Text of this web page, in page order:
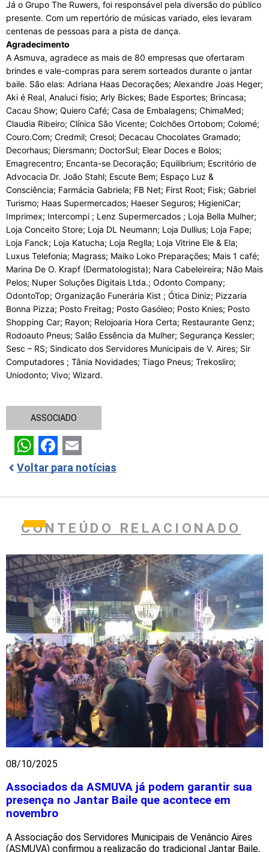
Já o Grupo The Ruwers, foi responsável pela diversão do público
presente. Com um repertório de músicas variado, eles levaram
centenas de pessoas para a pista de dança.
Agradecimento
A Asmuva, agradece as mais de 80 empresas que ofertaram
brindes e vale-compras para serem sorteados durante o jantar
baile. São elas: Adriana Haas Decorações; Alexandre Joas Heger;
Aki é Real, Analuci fisio; Arly Bickes; Bade Esportes; Brincasa;
Cacau Show; Quiero Café; Casa de Embalagens; ChimaMed;
Claudia Ribeiro; Clínica São Vicente; Colchões Ortobom; Colomé;
Couro.Com; Credmil; Cresol; Decacau Chocolates Gramado;
Decorhaus; Diersmann; DoctorSul; Elear Doces e Bolos;
Emagrecentro; Encanta-se Decoração; Equilibrium; Escritório de
Advocacia Dr. João Stahl; Escute Bem; Espaço Luz &
Consciência; Farmácia Gabriela; FB Net; First Root; Fisk; Gabriel
Turismo; Haas Supermercados; Haeser Seguros; HigieniCar;
Imprimex; Intercompi ; Lenz Supermercados ; Loja Bella Mulher;
Loja Conceito Store; Loja DL Neumann; Loja Dullius; Loja Fape;
Loja Fanck; Loja Katucha; Loja Reglla; Loja Vitrine Ele & Ela;
Luxus Telefonia; Magrass; Maiko Loko Preparações; Mais 1 café;
Marina De O. Krapf (Dermatologista); Nara Cabeleireira; Não Mais
Pelos; Nuper Soluções Digitais Ltda.; Odonto Company;
OdontoTop; Organização Funerária Kist ; Ótica Diniz; Pizzaria
Bonna Pizza; Posto Freitag; Posto Gasóleo; Posto Knies; Posto
Shopping Car; Rayon; Relojoaria Hora Certa; Restaurante Genz;
Rodoauto Pneus; Salão Essência da Mulher; Segurança Kessler;
Sesc – RS; Sindicato dos Servidores Municipais de V. Aires; Sir
Computadores ; Tânia Novidades; Tiago Pneus; Trekosliro;
Uniodonto; Vivo; Wizard.
ASSOCIADO
WhatsApp
Facebook
Email
Voltar para notícias
CONTEÚDO RELACIONADO
08/10/2025
Associados da ASMUVA já podem garantir sua
presença no Jantar Baile que acontece em
novembro
A Associação dos Servidores Municipais de Venâncio Aires
(ASMUVA) confirmou a realização do tradicional Jantar Baile,